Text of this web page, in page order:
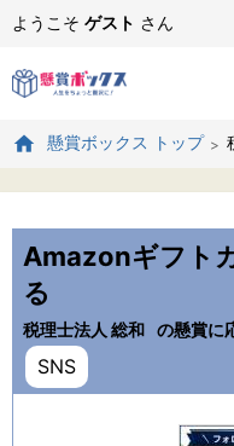
ようこそ ゲスト さん
懸賞ボックス トップ
Amazonギフト
る
税理士法人 総和 の懸賞に
SNS